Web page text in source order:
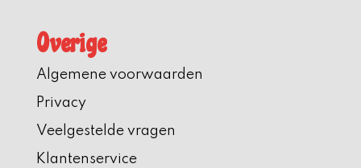
Overige
Algemene voorwaarden
Privacy
Veelgestelde vragen
Klantenservice